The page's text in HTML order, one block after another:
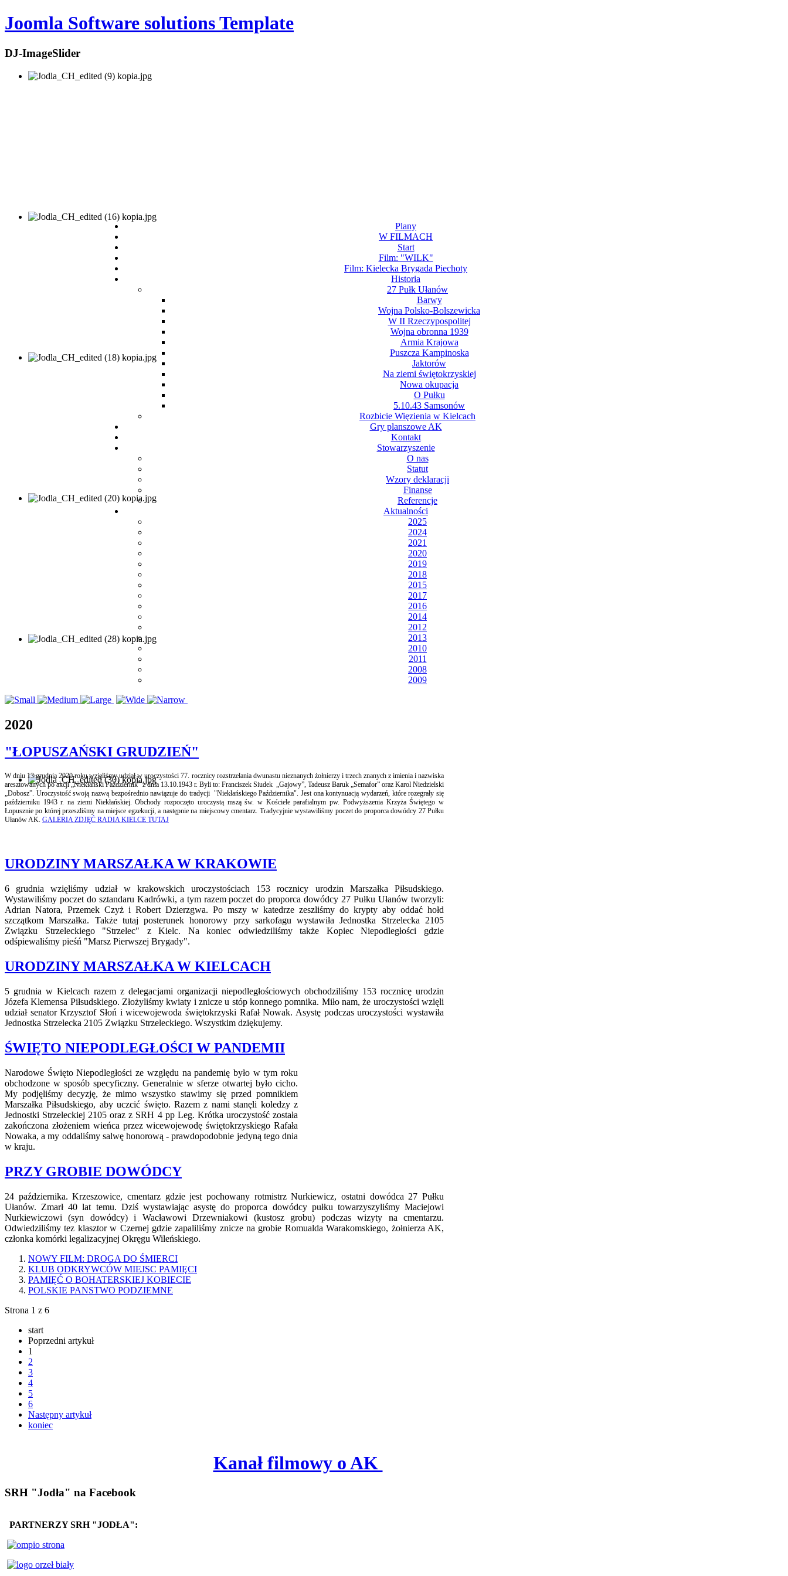
Joomla Software solutions Template
DJ-ImageSlider
Plany
W FILMACH
Start
Film: "WILK"
Film: Kielecka Brygada Piechoty
Historia
27 Pułk Ułanów
Barwy
Wojna Polsko-Bolszewicka
W II Rzeczypospolitej
Wojna obronna 1939
Armia Krajowa
Puszcza Kampinoska
Jaktorów
Na ziemi świętokrzyskiej
Nowa okupacja
O Pułku
5.10.43 Samsonów
Rozbicie Więzienia w Kielcach
Gry planszowe AK
Kontakt
Stowarzyszenie
O nas
Statut
Wzory deklaracji
Finanse
Referencje
Aktualności
2025
2024
2021
2020
2019
2018
2015
2017
2016
2014
2012
2013
2010
2011
2008
2009
2020
"ŁOPUSZAŃSKI GRUDZIEŃ"
W dniu 13 grudnia 2020 roku wzięliśmy udział w uroczystości 77. rocznicy rozstrzelania dwunastu nieznanych żołnierzy i trzech znanych z imienia i nazwiska
aresztowanych po akcji „Niekłański Październik” z dnia 13.10.1943 r. Byli to: Franciszek Siudek „Gajowy”, Tadeusz Baruk „Semafor” oraz Karol Niedzielski
„Dobosz”. Uroczystość swoją nazwą bezpośrednio nawiązuje do tradycji "Niekłańskiego Października". Jest ona kontynuacją wydarzeń, które rozegrały się
październiku 1943 r. na ziemi Niekłańskiej.Obchody rozpoczęto uroczystą mszą św. w Kościele parafialnym pw. Podwyższenia Krzyża Świętego w
Łopusznie po której przeszliśmy na miejsce egzekucji, a następnie na miejscowy cmentarz. Tradycyjnie wystawiliśmy poczet do proporca dowódcy 27 Pułku
Ułanów AK. GALERIA ZDJĘĆ RADIA KIELCE TUTAJ
URODZINY MARSZAŁKA W KRAKOWIE
6 grudnia wzięliśmy udział w krakowskich uroczystościach 153 rocznicy urodzin Marszałka Piłsudskiego.
Wystawiliśmy poczet do sztandaru Kadrówki, a tym razem poczet do proporca dowódcy 27 Pułku Ułanów tworzyli:
Adrian Natora, Przemek Czyż i Robert Dzierzgwa. Po mszy w katedrze zeszliśmy do krypty aby oddać hołd
szczątkom Marszałka. Także tutaj posterunek honorowy przy sarkofagu wystawiła Jednostka Strzelecka 2105
Związku Strzeleckiego "Strzelec" z Kielc. Na koniec odwiedziliśmy także Kopiec Niepodległości gdzie
odśpiewaliśmy pieśń "Marsz Pierwszej Brygady".
URODZINY MARSZAŁKA W KIELCACH
5 grudnia w Kielcach razem z delegacjami organizacji niepodległościowych obchodziliśmy 153 rocznicę urodzin
Józefa Klemensa Piłsudskiego. Złożyliśmy kwiaty i znicze u stóp konnego pomnika. Miło nam, że uroczystości wzięli
udział senator Krzysztof Słoń i wicewojewoda świętokrzyski Rafał Nowak. Asystę podczas uroczystości wystawiła
Jednostka Strzelecka 2105 Związku Strzeleckiego. Wszystkim dziękujemy.
ŚWIĘTO NIEPODLEGŁOŚCI W PANDEMII
Narodowe Święto Niepodległości ze względu na pandemię było w tym roku
obchodzone w sposób specyficzny. Generalnie w sferze otwartej było cicho.
My podjęliśmy decyzję, że mimo wszystko stawimy się przed pomnikiem
Marszałka Piłsudskiego, aby uczcić święto. Razem z nami stanęli koledzy z
Jednostki Strzeleckiej 2105 oraz z SRH 4 pp Leg. Krótka uroczystość została
zakończona złożeniem wieńca przez wicewojewodę świętokrzyskiego Rafała
Nowaka, a my oddaliśmy salwę honorową - prawdopodobnie jedyną tego dnia
w kraju.
PRZY GROBIE DOWÓDCY
24 października. Krzeszowice, cmentarz gdzie jest pochowany rotmistrz Nurkiewicz, ostatni dowódca 27 Pułku
Ułanów. Zmarł 40 lat temu. Dziś wystawiając asystę do proporca dowódcy pułku towarzyszyliśmy Maciejowi
Nurkiewiczowi (syn dowódcy) i Wacławowi Drzewniakowi (kustosz grobu) podczas wizyty na cmentarzu.
Odwiedziliśmy tez klasztor w Czernej gdzie zapaliliśmy znicze na grobie Romualda Warakomskiego, żołnierza AK,
członka komórki legalizacyjnej Okręgu Wileńskiego.
NOWY FILM: DROGA DO ŚMIERCI
KLUB ODKRYWCÓW MIEJSC PAMIĘCI
PAMIĘĆ O BOHATERSKIEJ KOBIECIE
POLSKIE PANSTWO PODZIEMNE
Strona 1 z 6
start
Poprzedni artykuł
1
2
3
4
5
6
Następny artykuł
koniec
Kanał filmowy o AK
SRH "Jodła" na Facebook
PARTNERZY SRH "JODŁA":